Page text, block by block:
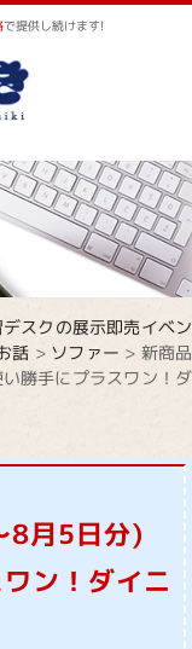
で提供し続けます!
スクの展示即売イベン
話 > ソファー > 新商品
勝手にプラスワン！ダ
8月5日分)
ン！ダイニ